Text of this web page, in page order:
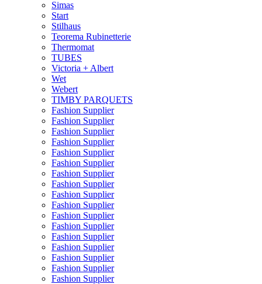
Simas
Start
Stilhaus
Teorema Rubinetterie
Thermomat
TUBES
Victoria + Albert
Wet
Webert
TIMBY PARQUETS
Fashion Supplier
Fashion Supplier
Fashion Supplier
Fashion Supplier
Fashion Supplier
Fashion Supplier
Fashion Supplier
Fashion Supplier
Fashion Supplier
Fashion Supplier
Fashion Supplier
Fashion Supplier
Fashion Supplier
Fashion Supplier
Fashion Supplier
Fashion Supplier
Fashion Supplier